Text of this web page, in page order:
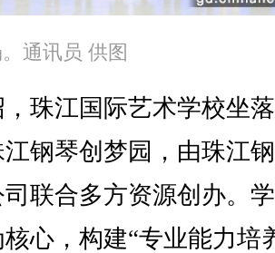
通讯员 供图
江国际艺术学校坐
钢琴创梦园，由珠江
司联合多方资源创办。
心，构建“专业能力培